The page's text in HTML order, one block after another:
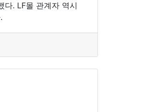
다. LF몰 관계자 역시